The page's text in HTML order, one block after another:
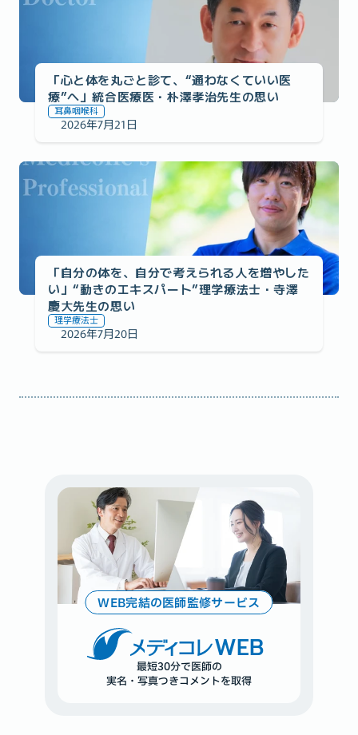
「心と体を丸ごと診て、“通わなくていい医
療”へ」統合医療医・朴澤孝治先生の思い
耳鼻咽喉科
2026年7月21日
医師監修への想い
「自分の体を、自分で考えられる人を増やした
い」“動きのエキスパート”理学療法士・寺澤
慶大先生の思い
理学療法士
2026年7月20日
WEB完結の医師監修サービス
WEB
最短30分で医師の
実名・写真つきコメントを取得